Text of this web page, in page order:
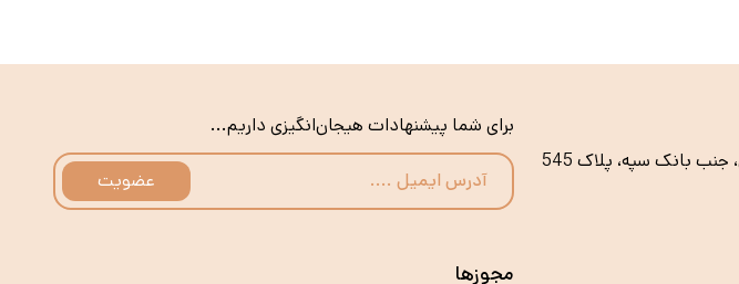
بانک سپه، پلاک 545
برای شما پیشنهادات هیجان‌انگیزی داریم...
عضویت
مجوزها